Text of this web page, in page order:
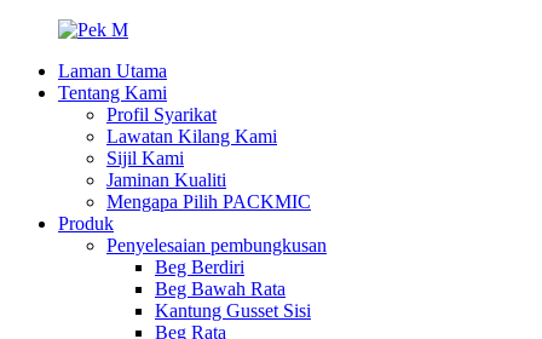
Laman Utama
Tentang Kami
Profil Syarikat
Lawatan Kilang Kami
Sijil Kami
Jaminan Kualiti
Mengapa Pilih PACKMIC
Produk
Penyelesaian pembungkusan
Beg Berdiri
Beg Bawah Rata
Kantung Gusset Sisi
Beg Rata